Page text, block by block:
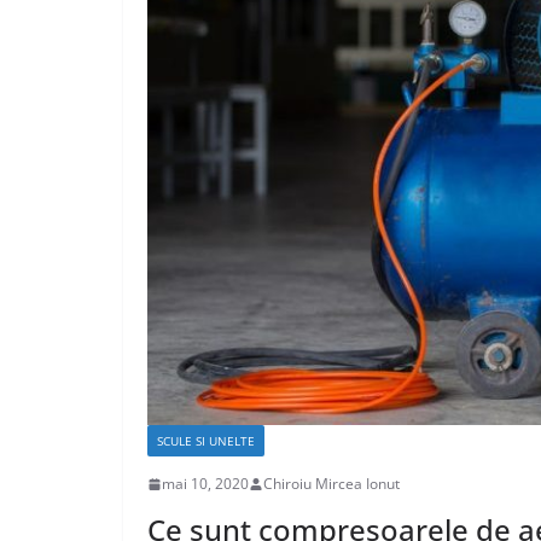
SCULE SI UNELTE
mai 10, 2020 Chiroiu Mircea Ionut
Ce sunt compresoarele de